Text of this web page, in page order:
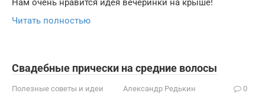
Нам очень нравится идея вечеринки на крыше!
Читать полностью
Свадебные прически на средние волосы
Полезные советы и идеи Александр Редькин 0